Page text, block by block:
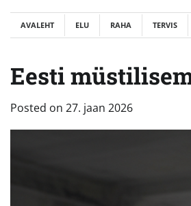
AVALEHT ELU RAHA TERVIS
Eesti
Posted on 27. jaan 2026